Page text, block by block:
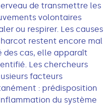
de transmettre les
volontaires
ou respirer. Les causes
restent encore mal
des cas, elle apparaît
Les chercheurs
facteurs
: prédisposition
du système